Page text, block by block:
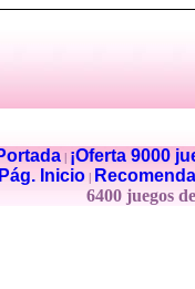
|
¡Oferta 9000
Pág. Inicio
6400 juegos